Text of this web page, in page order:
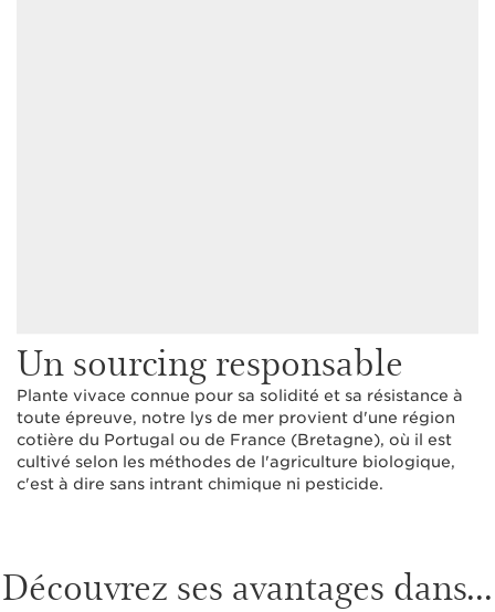
Un sourcing responsable
Plante vivace connue pour sa solidité et sa résistance à
toute épreuve, notre lys de mer provient d'une région
cotière du Portugal ou de France (Bretagne), où il est
cultivé selon les méthodes de l'agriculture biologique,
c'est à dire sans intrant chimique ni pesticide.
Découvrez ses avantages dans...